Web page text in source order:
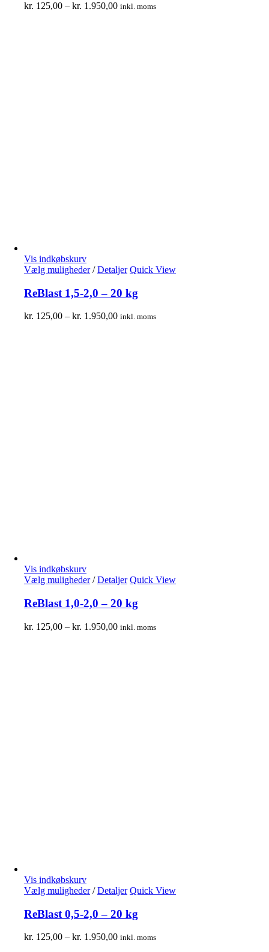
kr. 125,00 – kr. 1.950,00 inkl. moms
Vis indkøbskurv
Vælg muligheder/ Detaljer Quick View
ReBlast 1,5-2,0 – 20 kg
kr. 125,00 – kr. 1.950,00 inkl. moms
Vis indkøbskurv
Vælg muligheder/ Detaljer Quick View
ReBlast 1,0-2,0 – 20 kg
kr. 125,00 – kr. 1.950,00 inkl. moms
Vis indkøbskurv
Vælg muligheder/ Detaljer Quick View
ReBlast 0,5-2,0 – 20 kg
kr. 125,00 – kr. 1.950,00 inkl. moms